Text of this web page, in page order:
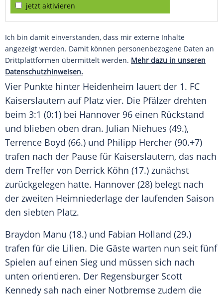
jetzt aktivieren
Ich bin damit einverstanden, dass mir externe Inhalte
angezeigt werden. Damit können personenbezogene Daten an
Drittplattformen übermittelt werden. Mehr dazu in unseren
Datenschutzhinweisen.
Vier Punkte hinter Heidenheim lauert der 1. FC
Kaiserslautern auf Platz vier. Die Pfälzer drehten
beim 3:1 (0:1) bei Hannover 96 einen Rückstand
und blieben oben dran. Julian Niehues (49.),
Terrence Boyd (66.) und Philipp Hercher (90.+7)
trafen nach der Pause für Kaiserslautern, das nach
dem Treffer von Derrick Köhn (17.) zunächst
zurückgelegen hatte. Hannover (28) belegt nach
der zweiten Heimniederlage der laufenden Saison
den siebten Platz.
Braydon Manu (18.) und Fabian Holland (29.)
trafen für die Lilien. Die Gäste warten nun seit fünf
Spielen auf einen Sieg und müssen sich nach
unten orientieren. Der Regensburger Scott
Kennedy sah nach einer Notbremse zudem die